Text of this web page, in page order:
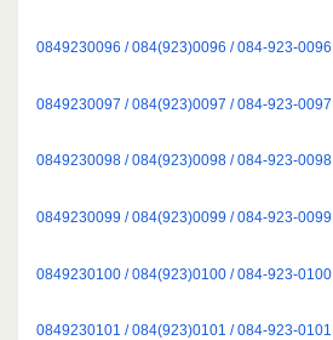
0849230096 / 084(923)0096 / 084-923-0096
0849230097 / 084(923)0097 / 084-923-0097
0849230098 / 084(923)0098 / 084-923-0098
0849230099 / 084(923)0099 / 084-923-0099
0849230100 / 084(923)0100 / 084-923-0100
0849230101 / 084(923)0101 / 084-923-0101